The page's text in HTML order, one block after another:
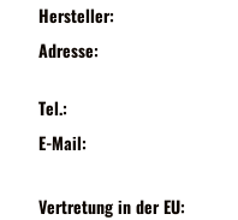
Hersteller:
Adresse:
Tel.:
E-Mail:
Vertretung in der EU: